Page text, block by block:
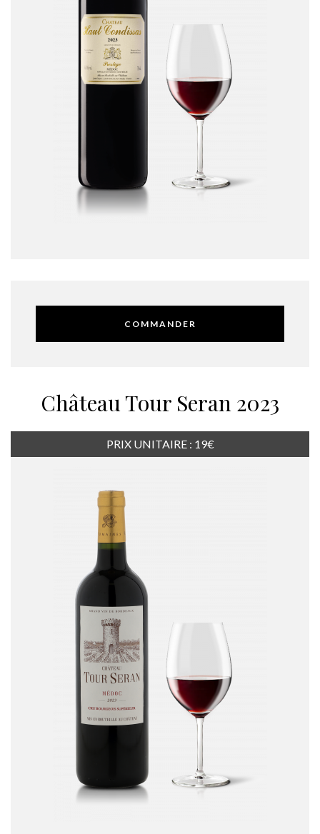
COMMANDER
Château Tour Seran 2023
PRIX UNITAIRE : 19€